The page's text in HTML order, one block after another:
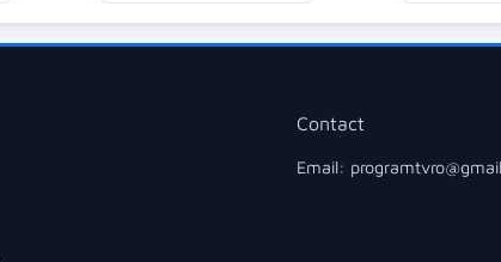
Contact
Email: